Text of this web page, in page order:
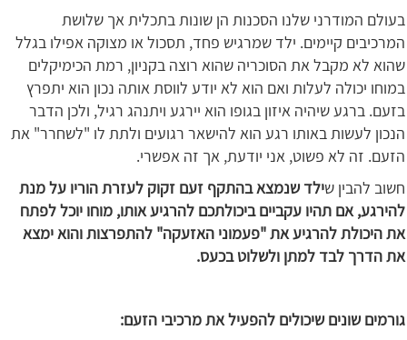
בעולם המודרני שלנו הסכנות הן שונות בתכלית אך שלושת
המרכיבים קיימים. ילד שמרגיש פחד, תסכול או מצוקה אפילו בגלל
שהוא לא מקבל את הסוכריה שהוא רוצה בקניון, רמת הכימיקלים
במוחו יכולה לעלות ואם הוא לא יודע לווסת אותה נכון הוא יתפרץ
בזעם. ברגע שיהיה איזון בגופו הוא יירגע ויתנהג רגיל, ולכן הדבר
הנכון לעשות באותו רגע הוא להישאר רגועים ולתת לו "לשחרר" את
הזעם. זה לא פשוט, אני יודעת, אך זה אפשרי.
חשוב להבין שילד שנמצא בהתקף זעם זקוק לעזרת הוריו על מנת
להירגע, אם תהיו עקביים ביכולתכם להרגיע אותו, מוחו יוכל לפתח
את היכולת להרגיע את "פעמוני האזעקה" להתפרצות והוא ימצא
את הדרך לבד למתן ולשלוט בכעס.
גורמים שונים שיכולים להפעיל את מרכיבי הזעם: